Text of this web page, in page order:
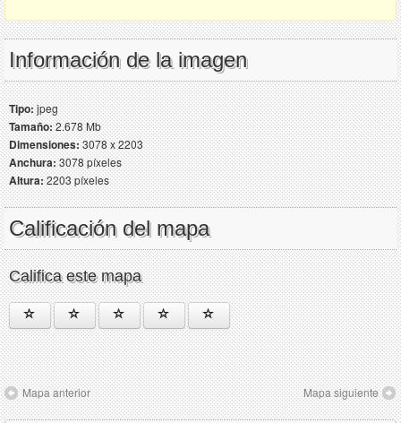
Información de la imagen
Tipo:jpeg
Tamaño:2.678 Mb
Dimensiones:3078 x 2203
Anchura:3078 píxeles
Altura:2203 píxeles
Calificación del mapa
Califica este mapa
Mapa anterior Mapa siguiente